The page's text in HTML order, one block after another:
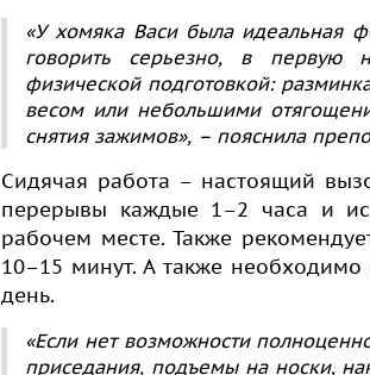
«У хомяка Васи была
говорить серьезно, в первую
физической подготовкой:
весом или небольшими
снятия зажимов», – пояснила
Сидячая работа – настоящий
перерывы каждые 1–2 часа и
рабочем месте. Также
10–15 минут. А также
день.
«Если нет возможности
приседания, подъемы на носки,